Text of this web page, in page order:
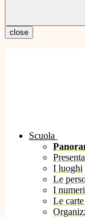
close
Scuola
I luoghi
Le
I
Le